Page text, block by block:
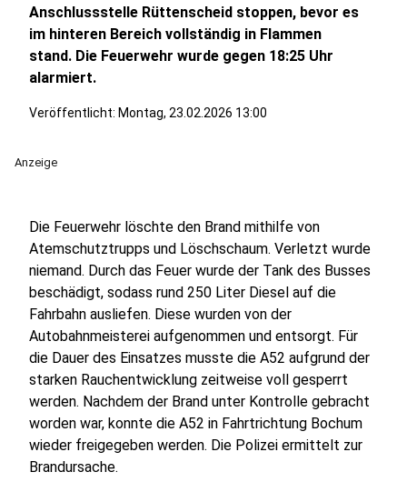
Anschlussstelle Rüttenscheid stoppen, bevor es
im hinteren Bereich vollständig in Flammen
stand. Die Feuerwehr wurde gegen 18:25 Uhr
alarmiert.
Veröffentlicht: Montag, 23.02.2026 13:00
Anzeige
Die Feuerwehr löschte den Brand mithilfe von
Atemschutztrupps und Löschschaum. Verletzt wurde
niemand. Durch das Feuer wurde der Tank des Busses
beschädigt, sodass rund 250 Liter Diesel auf die
Fahrbahn ausliefen. Diese wurden von der
Autobahnmeisterei aufgenommen und entsorgt. Für
die Dauer des Einsatzes musste die A52 aufgrund der
starken Rauchentwicklung zeitweise voll gesperrt
werden. Nachdem der Brand unter Kontrolle gebracht
worden war, konnte die A52 in Fahrtrichtung Bochum
wieder freigegeben werden. Die Polizei ermittelt zur
Brandursache.